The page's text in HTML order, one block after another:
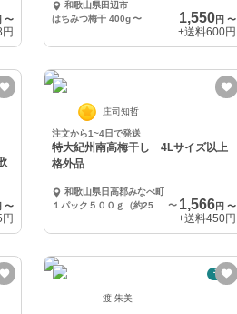
〜
和歌山県田辺市
はちみつ梅干 400g 〜 1,550円〜
+送料600円
〜
庄司知哲
注文から1~4日で発送
特大紀州南高梅干し 4Lサイズ以上
格外品
和歌山県日高郡みなべ町
〜 1,566円〜
+送料450円
予約
渡 朱美